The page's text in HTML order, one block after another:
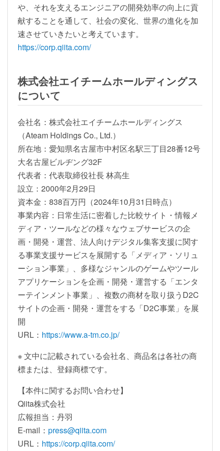
や、それを支えるエンジニアの開発効率の向上に貢
献することを通して、社会の変化、世界の進化を加
速させていきたいと考えています。
https://corp.qiita.com/
株式会社エイチームホールディングス
について
会社名：株式会社エイチームホールディングス
（Ateam Holdings Co., Ltd.）
所在地：愛知県名古屋市中村区名駅三丁目28番12号
大名古屋ビルヂング32F
代表者：代表取締役社長 林高生
設立：2000年2月29日
資本金：838百万円（2024年10月31日時点）
事業内容：日常生活に密着した比較サイト・情報メ
ディア・ツールなどの様々なウェブサービスの企
画・開発・運営、法人向けデジタル集客支援に関す
る事業支援サービスを展開する「メディア・ソリュ
ーション事業」、多様なジャンルのゲームやツール
アプリケーションを企画・開発・運営する「エンタ
ーテインメント事業」、複数の商材を取り扱うD2C
サイトの企画・開発・運営をする「D2C事業」を展
開
URL： https://www.a-tm.co.jp/
※ 文中に記載されている会社名、商品名は各社の商
標または、登録商標です。
【本件に関するお問い合わせ】
Qiita株式会社
広報担当：丹羽
E-mail： press@qiita.com
URL： https://corp.qiita.com/